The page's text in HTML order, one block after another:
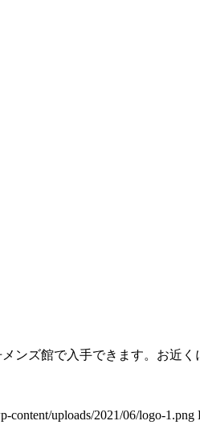
ンズ館で入手できます。お近
content/uploads/2021/06/logo-1.png